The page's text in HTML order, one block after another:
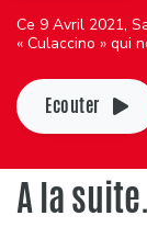
Ce 9 Avril 2021,
« Culaccino » qui
Ecouter
A la